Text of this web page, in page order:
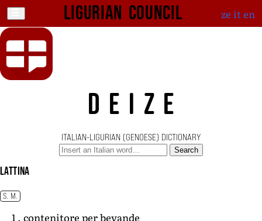
Ligurian Council ze iten
DEIZE
ITALIAN-LIGURIAN (GENOESE) DICTIONARY
Search
lattina
S. M.
contenitore per bevande